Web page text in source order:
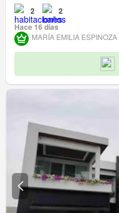
2
2
Hace 16 días
MARÍA EMILIA ESPINOZA